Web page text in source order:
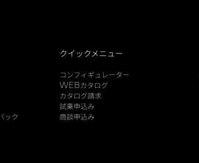
ック
クイックメニュー
コンフィギュレーター
WEBカタログ
カタログ請求
試乗申込み
商談申込み